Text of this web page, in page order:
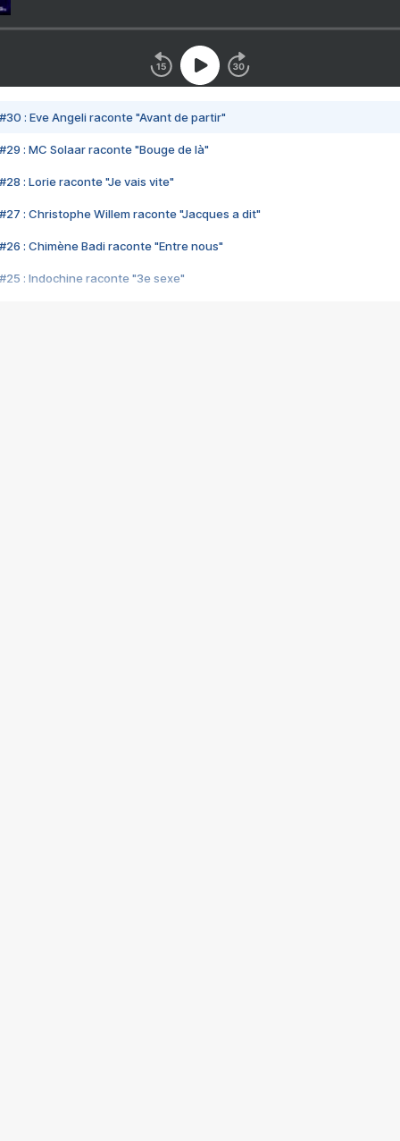
#30 : Eve Angeli raconte "Avant de partir"
#29 : MC Solaar raconte "Bouge de là"
#28 : Lorie raconte "Je vais vite"
#27 : Christophe Willem raconte "Jacques a dit"
#26 : Chimène Badi raconte "Entre nous"
#25 : Indochine raconte "3e sexe"